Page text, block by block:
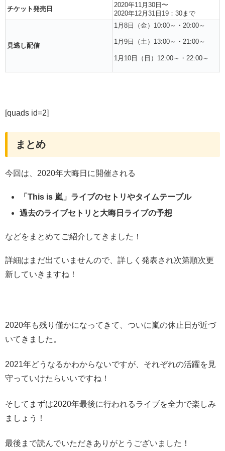
チケット発売日
2020年11月30日〜
2020年12月31日19：30まで
見逃し配信
1月8日（金）10:00～・20:00～
1月9日（土）13:00～・21:00～
1月10日（日）12:00～・22:00～
[quads id=2]
まとめ
今回は、2020年大晦日に開催される
「This is 嵐」ライブのセトリやタイムテーブル
過去のライブセトリと大晦日ライブの予想
などをまとめてご紹介してきました！
詳細はまだ出ていませんので、詳しく発表され次第順次更
新していきますね！
2020年も残り僅かになってきて、ついに嵐の休止日が近づ
いてきました。
2021年どうなるかわからないですが、それぞれの活躍を見
守っていけたらいいですね！
そしてまずは2020年最後に行われるライブを全力で楽しみ
ましょう！
最後まで読んでいただきありがとうございました！